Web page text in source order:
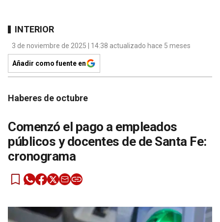
INTERIOR
3 de noviembre de 2025 | 14:38 actualizado hace 5 meses
Añadir como fuente en
Haberes de octubre
Comenzó el pago a empleados
públicos y docentes de de Santa Fe:
cronograma